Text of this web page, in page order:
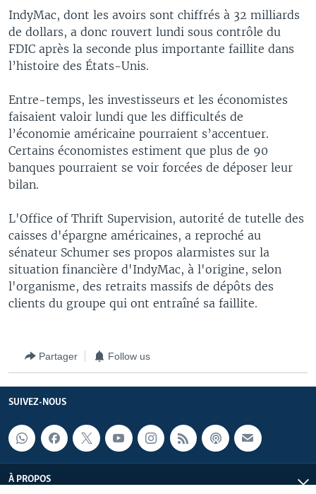
IndyMac, dont les avoirs sont chiffrés à 32 milliards
de dollars, a donc rouvert lundi sous contrôle du
FDIC après la seconde plus importante faillite dans
l’histoire des États-Unis.
Entre-temps, les investisseurs et les économistes
faisaient valoir lundi que les difficultés de
l’économie américaine pourraient s’accentuer.
Certains économistes estiment que plus de 90
banques pourraient se voir forcées de déposer leur
bilan.
L'Office of Thrift Supervision, autorité de tutelle des
caisses d'épargne américaines, a reproché au
sénateur Schumer ses propos alarmistes sur la
situation financière d'IndyMac, à l'origine, selon
l'organisme, des retraits massifs de dépôts des
clients du groupe qui ont entraîné sa faillite.
Partager Follow us
SUIVEZ-NOUS
À PROPOS